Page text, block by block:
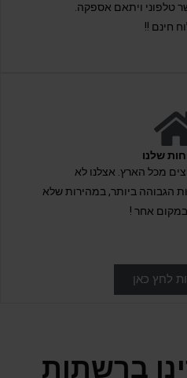
טלפוני ויתאם אספקה.
חינם !!
שלנו
מרוצים מכל הארץ. אצלנו לא
הגבוהה ביותר, במהירות שלא
אחר !
לחץ כאן
ברשתות